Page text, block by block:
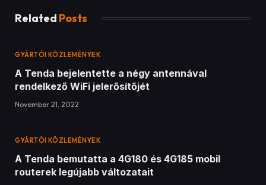
Related Posts
GYÁRTÓI KÖZLEMÉNYEK
A Tenda bejelentette a négy antennával
rendelkező WiFi jelerősítőjét
November 21, 2022
GYÁRTÓI KÖZLEMÉNYEK
A Tenda bemutatta a 4G180 és 4G185 mobil
routerek legújabb változatait